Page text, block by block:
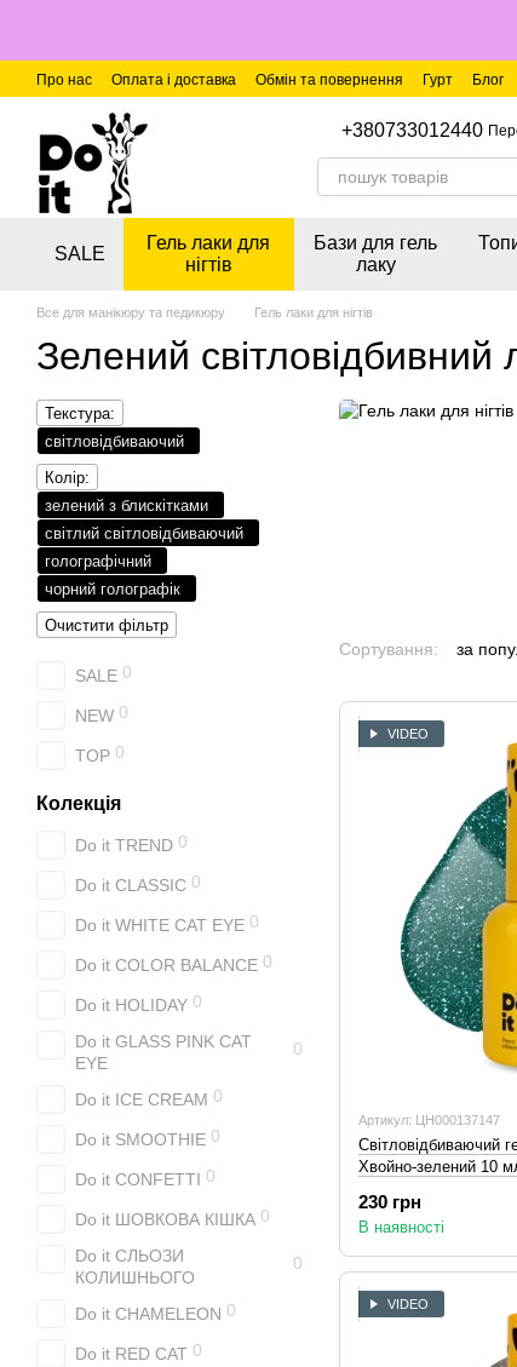
Про нас Оплата і доставка Обмін та повернення Гурт Блог
+380733012440
SALE
Гель лаки для
нігтів
Бази для гель
лаку
Все для манікюру та педикюру Гель лаки для нігтів
Зелений світловідбивний
Сортування: за
VIDEO
Артикул: ЦН000137147
Світловідбиваючий
Хвойно-зелений 10
230 грн
В наявності
VIDEO
Текстура:
світловідбиваючий
Колір:
зелений з блискітками
світлий світловідбиваючий
голографічний
чорний голографік
Очистити фільтр
SALE 0
NEW 0
TOP 0
Колекція
Do it TREND 0
Do it CLASSIC 0
Do it WHITE СAT EYE 0
Do it COLOR BALANCE 0
Do it HOLIDAY 0
Do it GLASS PINK CAT
EYE
0
Do it ICE CREAM 0
Do it SMOOTHIE 0
Do it CONFETTI 0
Do it ШОВКОВА КІШКА 0
Do it СЛЬОЗИ
КОЛИШНЬОГО
0
Do it CHAMELEON 0
Do it RED CAT 0